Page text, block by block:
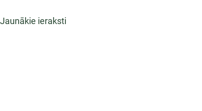
Jaunākie ieraksti